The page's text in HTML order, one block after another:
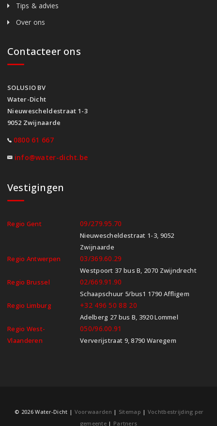
Tips & advies
Over ons
Contacteer ons
SOLUSIO BV
Water-Dicht
Nieuwescheldestraat 1-3
9052 Zwijnaarde
0800 61 667
info@water-dicht.be
Vestigingen
Regio Gent 09/279.95.70
Nieuwescheldestraat 1-3, 9052
Zwijnaarde
Regio Antwerpen
03/369.60.29
Westpoort 37 bus B, 2070 Zwijndrecht
Regio Brussel
02/669.91.90
Schaapschuur 5/bus1 1790 Affligem
Regio Limburg
+32 496 50 88 20
Adelberg 27 bus B, 3920 Lommel
Regio West-
Vlaanderen
050/96.00.91
Ververijstraat 9, 8790 Waregem
© 2026 Water-Dicht | Voorwaarden | Sitemap | Vochtbestrijding per
gemeente | Partners